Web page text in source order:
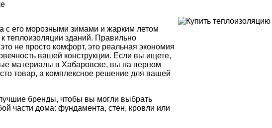
с его морозными зимами и жарким летом
к теплоизоляции зданий. Правильно
не просто комфорт, это реальная экономия
вашей конструкции. Если вы ищете,
материалы в Хабаровске, вы на верном
товар, а комплексное решение для вашей
бренды, чтобы вы могли выбрать
части дома: фундамента, стен, кровли или